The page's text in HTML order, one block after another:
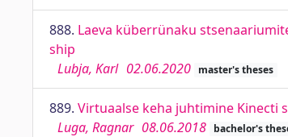
888. Laeva küberrünaku
ship
Lubja, Karl 02.06.2020 master's theses
889. Virtuaalse keha juhtimine Kinecti
Luga, Ragnar 08.06.2018 bachelor's